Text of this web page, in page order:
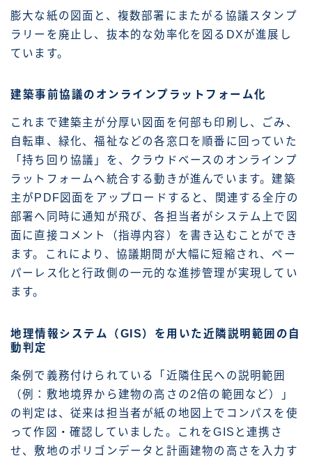
膨大な紙の図面と、複数部署にまたがる協議スタンプ
ラリーを廃止し、抜本的な効率化を図るDXが進展し
ています。
建築事前協議のオンラインプラットフォーム化
これまで建築主が分厚い図面を何部も印刷し、ごみ、
自転車、緑化、福祉などの各窓口を順番に回っていた
「持ち回り協議」を、クラウドベースのオンラインプ
ラットフォームへ統合する動きが進んでいます。建築
主がPDF図面をアップロードすると、関連する全庁の
部署へ同時に通知が飛び、各担当者がシステム上で図
面に直接コメント（指導内容）を書き込むことができ
ます。これにより、協議期間が大幅に短縮され、ペー
パーレス化と行政側の一元的な進捗管理が実現してい
ます。
地理情報システム（GIS）を用いた近隣説明範囲の自
動判定
条例で義務付けられている「近隣住民への説明範囲
（例：敷地境界から建物の高さの2倍の範囲など）」
の判定は、従来は担当者が紙の地図上でコンパスを使
って作図・確認していました。これをGISと連携さ
せ、敷地のポリゴンデータと計画建物の高さを入力す